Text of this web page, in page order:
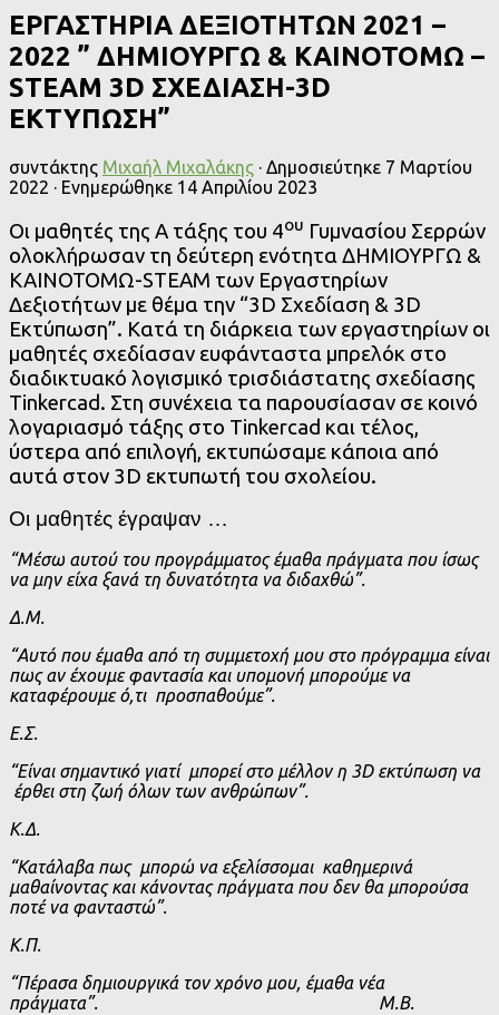
ΕΡΓΑΣΤΗΡΙΑ ΔΕΞΙΟΤΗΤΩΝ 2021 –
2022 ” ΔΗΜΙΟΥΡΓΩ & ΚΑΙΝΟΤΟΜΩ –
STEAM 3D ΣΧΕΔΙΑΣΗ-3D
ΕΚΤΥΠΩΣΗ”
συντάκτης Μιχαήλ Μιχαλάκης · Δημοσιεύτηκε 7 Μαρτίου
2022 · Ενημερώθηκε 14 Απριλίου 2023
Οι μαθητές της Α τάξης του 4ου Γυμνασίου Σερρών
ολοκλήρωσαν τη δεύτερη ενότητα ΔΗΜΙΟΥΡΓΩ &
ΚΑΙΝΟΤΟΜΩ-STEAM των Εργαστηρίων
Δεξιοτήτων με θέμα την “3D Σχεδίαση & 3D
Εκτύπωση”. Κατά τη διάρκεια των εργαστηρίων οι
μαθητές σχεδίασαν ευφάνταστα μπρελόκ στο
διαδικτυακό λογισμικό τρισδιάστατης σχεδίασης
Tinkercad. Στη συνέχεια τα παρουσίασαν σε κοινό
λογαριασμό τάξης στο Tinkercad και τέλος,
ύστερα από επιλογή, εκτυπώσαμε κάποια από
αυτά στον 3D εκτυπωτή του σχολείου.
Οι μαθητές έγραψαν …
“Μέσω αυτού του προγράμματος έμαθα πράγματα που ίσως
να μην είχα ξανά τη δυνατότητα να διδαχθώ”.
Δ.Μ.
“Αυτό που έμαθα από τη συμμετοχή μου στο πρόγραμμα είναι
πως αν έχουμε φαντασία και υπομονή μπορούμε να
καταφέρουμε ό,τι προσπαθούμε”.
Ε.Σ.
“Είναι σημαντικό γιατί μπορεί στο μέλλον η 3D εκτύπωση να
έρθει στη ζωή όλων των ανθρώπων”.
Κ.Δ.
“Κατάλαβα πως μπορώ να εξελίσσομαι καθημερινά
μαθαίνοντας και κάνοντας πράγματα που δεν θα μπορούσα
ποτέ να φανταστώ”.
Κ.Π.
“Πέρασα δημιουργικά τον χρόνο μου, έμαθα νέα
πράγματα”. Μ.Β.